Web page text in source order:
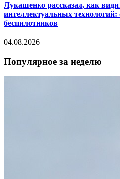
Лукашенко рассказал, как
интеллектуальных технологий:
беспилотников
04.08.2026
Популярное за неделю